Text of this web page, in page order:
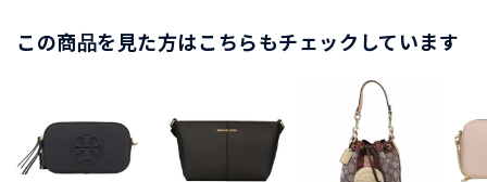
この商品を見た方はこちらもチェックしています